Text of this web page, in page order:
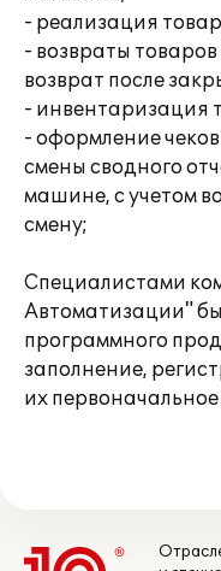
- реализация
- возвраты
возврат после
- инвентаризация
- оформление
смены сводного
машине, с учетом
смену;
Специалистами
Автоматизации"
программного
заполнение,
их